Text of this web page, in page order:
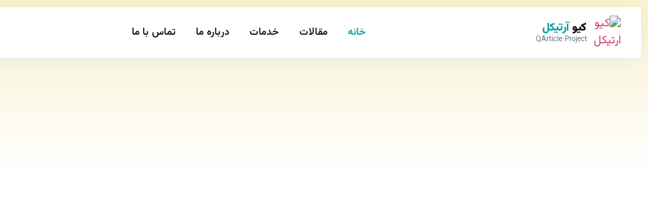
کیوآرتیکل
QArticle Project خانه مقالات خدمات درباره ما تماس با ما